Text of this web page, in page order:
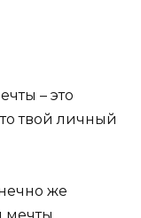
– это
твой личный
же